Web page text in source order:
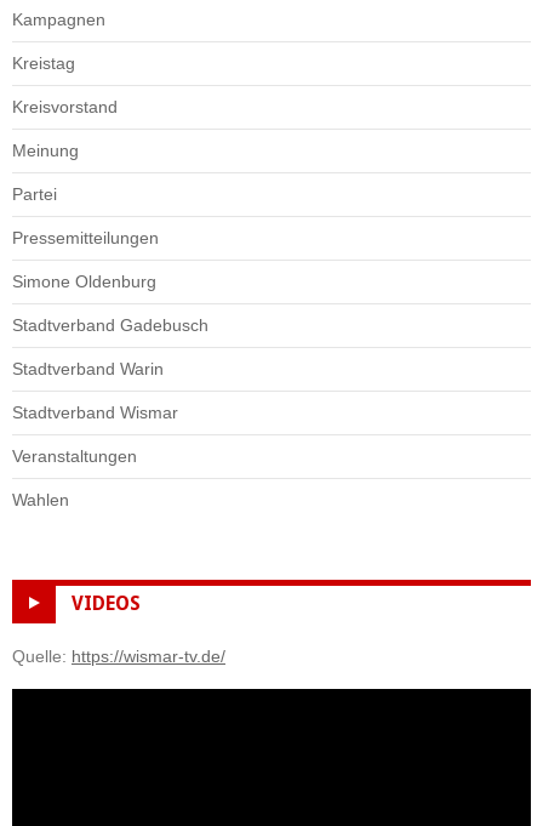
Kampagnen
Kreistag
Kreisvorstand
Meinung
Partei
Pressemitteilungen
Simone Oldenburg
Stadtverband Gadebusch
Stadtverband Warin
Stadtverband Wismar
Veranstaltungen
Wahlen
VIDEOS
Quelle: https://wismar-tv.de/